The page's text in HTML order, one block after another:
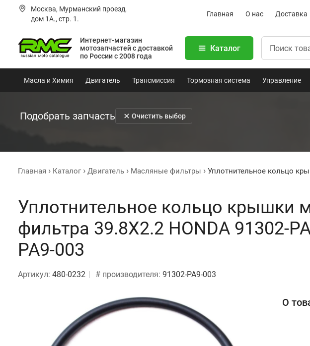
Москва, Мурманский проезд,
дом 1А., стр. 1.
Главная О нас Доставка
Интернет-магазин
мотозапчастейс доставкой
по России с 2008 года
Каталог
Масла и Химия Двигатель Трансмиссия Тормозная система Управление
Подобрать запчасть Очистить выбор
Главная Каталог Двигатель Масляные фильтры Уплотнительное кольцо
Уплотнительное кольцо крышки
фильтра 39.8X2.2 HONDA 91302-
PA9-003
Артикул: 480-0232 # производителя: 91302-PA9-003
О